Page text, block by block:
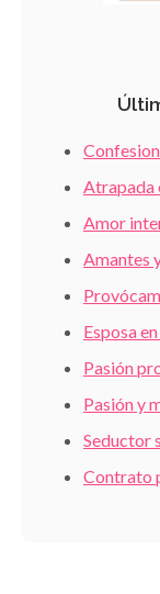
Atrapada
Amor
Amantes
Esposa
Pasión
Pasión y
Seductor
Contrato